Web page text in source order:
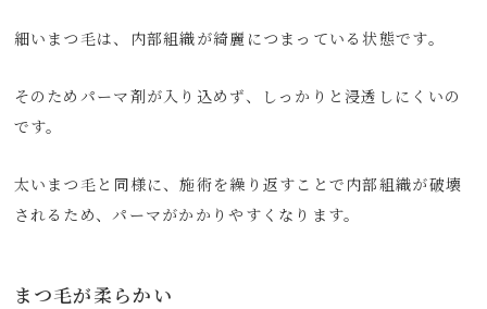
細いまつ毛は、内部組織が綺麗につまっている状態です。
そのためパーマ剤が入り込めず、しっかりと浸透しにくいの
です。
太いまつ毛と同様に、施術を繰り返すことで内部組織が破壊
されるため、パーマがかかりやすくなります。
まつ毛が柔らかい